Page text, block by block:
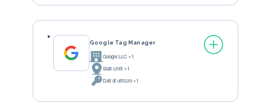
Google Tag Manager
Azienda:Google LLC +1
Luogo del trattamento:
Stati Uniti +1
Dati Personali trattati:
Dati di utilizzo +1